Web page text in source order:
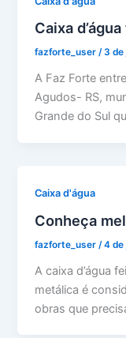
Caixa
fazforte_user/3 de
A Faz Forte
Agudos- RS,
Grande do Sul
Caixa d'água
Conheça
fazforte_user /4 de
A caixa d’água
metálica é
obras que